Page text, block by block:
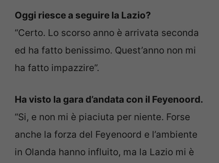
Oggi riesce a seguire la Lazio?
“Certo. Lo scorso anno è arrivata seconda
ed ha fatto benissimo. Quest’anno non mi
ha fatto impazzire”.
Ha visto la gara d’andata con il Feyenoord.
“Si, e non mi è piaciuta per niente. Forse
anche la forza del Feyenoord e l’ambiente
in Olanda hanno influito, ma la Lazio mi è